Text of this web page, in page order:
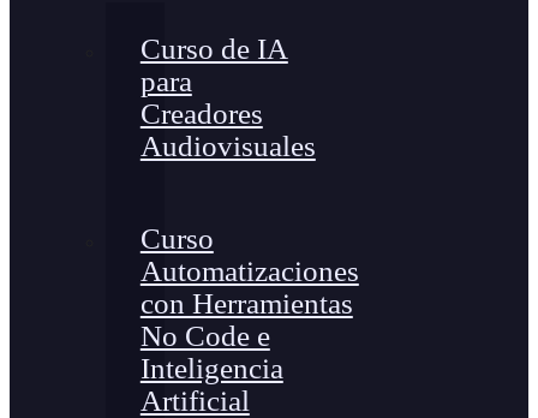
Curso de IA
para
Creadores
Audiovisuales
Curso
Automatizaciones
con Herramientas
No Code e
Inteligencia
Artificial